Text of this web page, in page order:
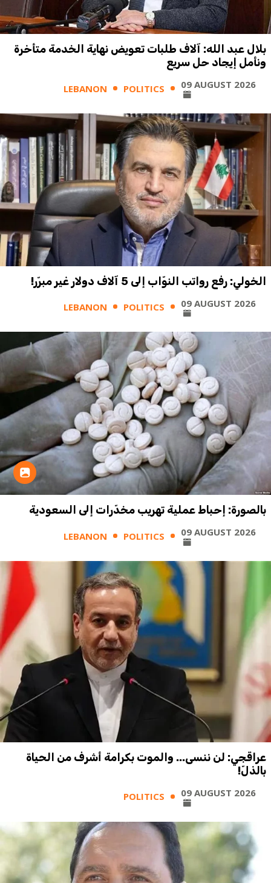
بلال عبد الله: آلاف طلبات تعويض نهاية الخدمة متأخرة
ونأمل إيجاد حل سريع
LEBANON POLITICS 09 AUGUST 2026
الخولي: رفع رواتب النوّاب إلى 5 آلاف دولار غير مبرّر!
LEBANON POLITICS 09 AUGUST 2026
بالصورة: إحباط عملية تهريب مخدّرات إلى السعودية
LEBANON POLITICS 09 AUGUST 2026
عراقجي: لن ننسى... والموت بكرامة أشرف من الحياة
بالذلّ!
POLITICS 09 AUGUST 2026